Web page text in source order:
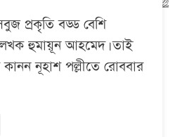
প্রকৃতি বড্ড বেশি
হুমায়ূন আহমেদ। তাই
নূহাশ পল্লীতে রোববার